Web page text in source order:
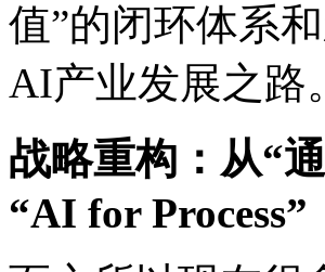
值”的闭环体系和
AI产业发展之路。
战略重构：从
“AI for Process”